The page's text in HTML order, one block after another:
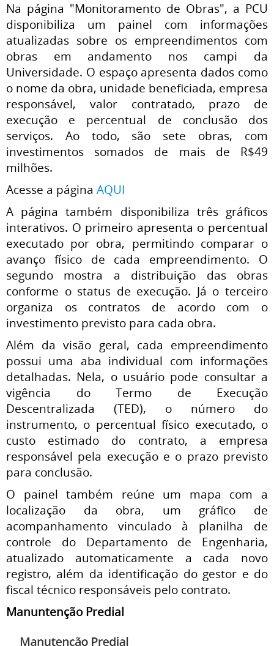
Na página "Monitoramento de Obras", a PCU
disponibiliza um painel com informações
atualizadas sobre os empreendimentos com
obras em andamento nos campi da
Universidade. O espaço apresenta dados como
o nome da obra, unidade beneficiada, empresa
responsável, valor contratado, prazo de
execução e percentual de conclusão dos
serviços. Ao todo, são sete obras, com
investimentos somados de mais de R$49
milhões.
Acesse a página AQUI
A página também disponibiliza três gráficos
interativos. O primeiro apresenta o percentual
executado por obra, permitindo comparar o
avanço físico de cada empreendimento. O
segundo mostra a distribuição das obras
conforme o status de execução. Já o terceiro
organiza os contratos de acordo com o
investimento previsto para cada obra.
Além da visão geral, cada empreendimento
possui uma aba individual com informações
detalhadas. Nela, o usuário pode consultar a
vigência do Termo de Execução
Descentralizada (TED), o número do
instrumento, o percentual físico executado, o
custo estimado do contrato, a empresa
responsável pela execução e o prazo previsto
para conclusão.
O painel também reúne um mapa com a
localização da obra, um gráfico de
acompanhamento vinculado à planilha de
controle do Departamento de Engenharia,
atualizado automaticamente a cada novo
registro, além da identificação do gestor e do
fiscal técnico responsáveis pelo contrato.
Manuntenção Predial